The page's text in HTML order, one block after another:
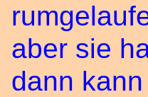
aber sie
dann